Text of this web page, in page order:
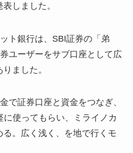
しました。
ト銀行は、SBI証券の「弟
ユーザーをサブ口座として広
ました。
で証券口座と資金をつなぎ、
に使ってもらい、ミライノカ
る。広く浅く、を地で行くモ